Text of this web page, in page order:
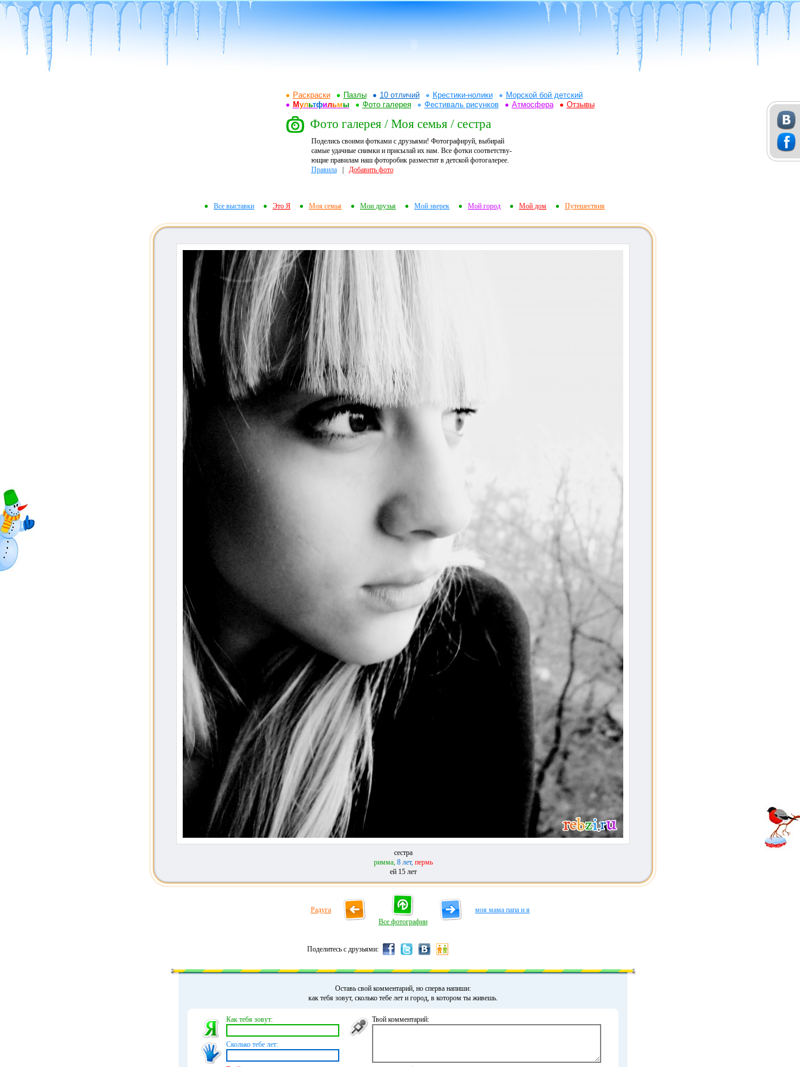
Раскраски Пазлы 10 отличий Крестики-нолики
Морской бой детский
Мультфильмы Фото галерея Фестиваль рисунков Атмосфера Отзывы
Фото галерея / Моя семья / сестра
Поделись своими фотками с друзьями! Фотографируй, выбирай
самые удачные снимки и присылай их нам. Все фотки соответству-
ющие правилам наш фоторобик разместит в детской фотогалерее.
Правила| Добавить фото
Все выставки Это Я Моя семья Мои друзья Мой зверек Мой город Мой дом Путешествия
сестра
римма, 8 лет, пермь
ей 15 лет
Радуга
Все фотографии
моя мама папа и я
Поделитесь с друзьями:
Оставь свой комментарий, но сперва напиши:
как тебя зовут, сколько тебе лет и город, в котором ты живешь.
Как тебя зовут:
Сколько тебе лет:
Твой комментарий: